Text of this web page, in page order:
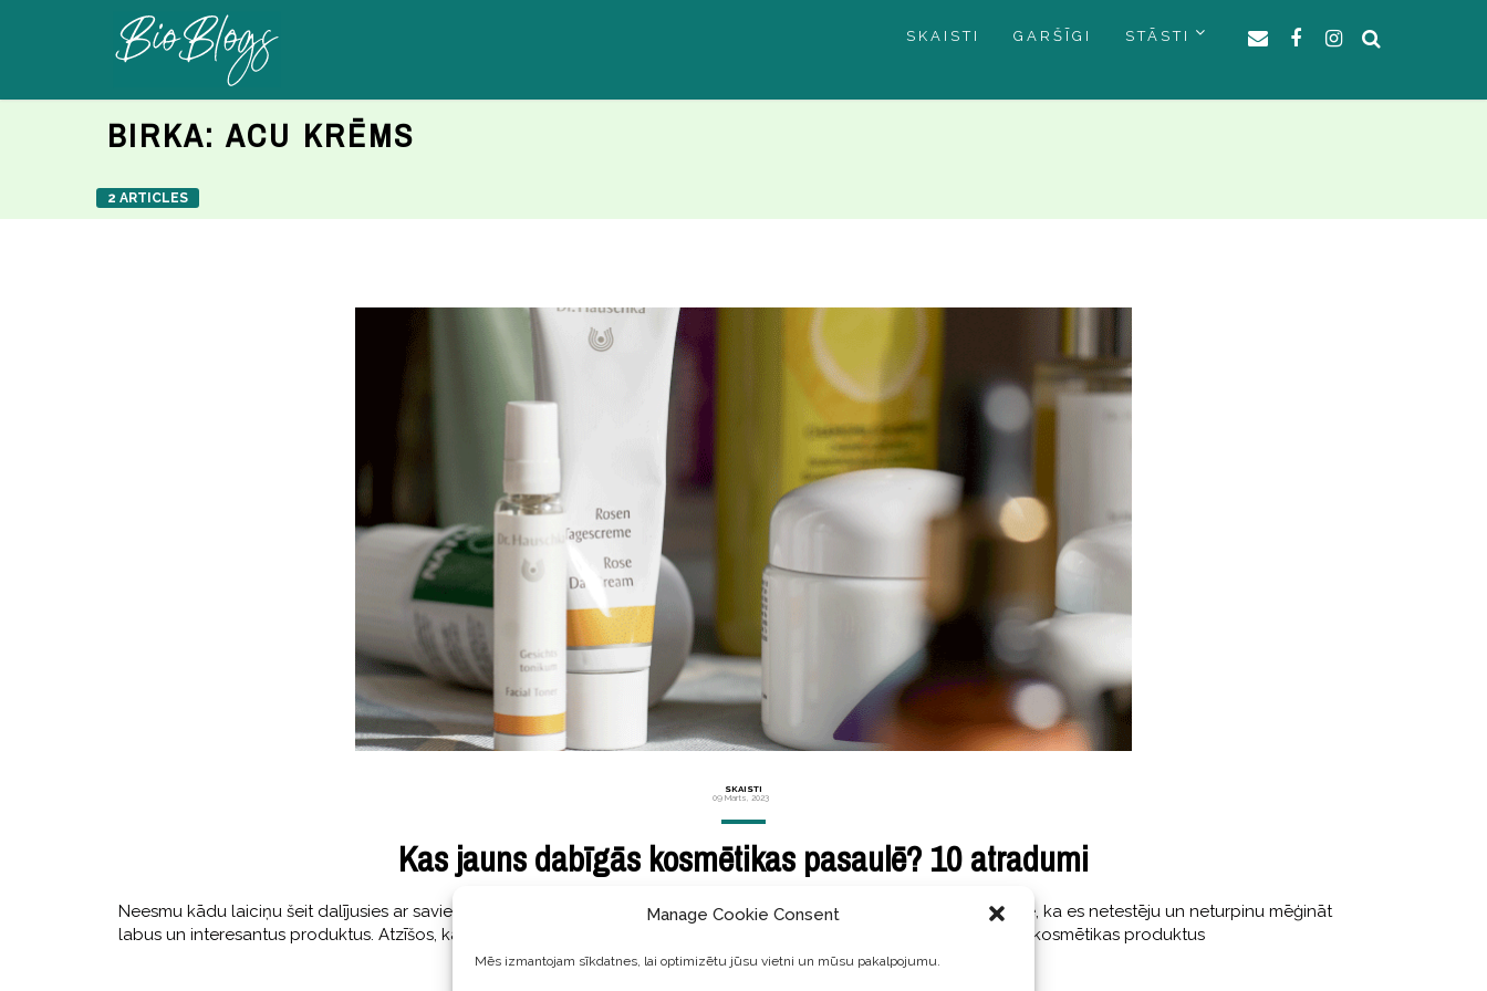
Manage Cookie Consent
Mēs izmantojam sīkdatnes, lai optimizētu jūsu vietni un mūsu pakalpojumu.
SKAISTI GARŠĪGI STĀSTI
BIRKA:ACU KRĒMS
2 ARTICLES
SKAISTI
09 Marts, 2023
Kas jauns dabīgās kosmētikas pasaulē? 10 atradumi
Neesmu kādu laiciņu šeit dalījusies ar saviem atklājumiem un atradumiem dabīgās kosmētikas sfērā, bet tas nenozīmē, ka es netestēju un neturpinu mēģināt
labus un interesantus produktus. Atzīšos, ka pēdējā gada laikā, kad Bioblogs klusēja, esmu testējusi arī konvenciālās kosmētikas produktus